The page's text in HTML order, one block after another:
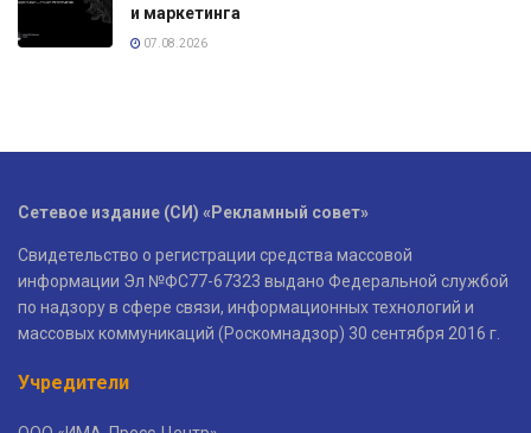
и маркетинга
07.08.2026
Сетевое издание (СИ) «Рекламный совет»
Свидетельство о регистрации средства массовой
информации Эл №ФС77-67323 выдано Федеральной службой
по надзору в сфере связи, информационных технологий и
массовых коммуникаций (Роскомнадзор) 30 сентября 2016 г.
Учредители